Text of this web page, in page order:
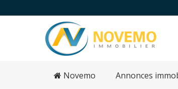
Novemo Annonces